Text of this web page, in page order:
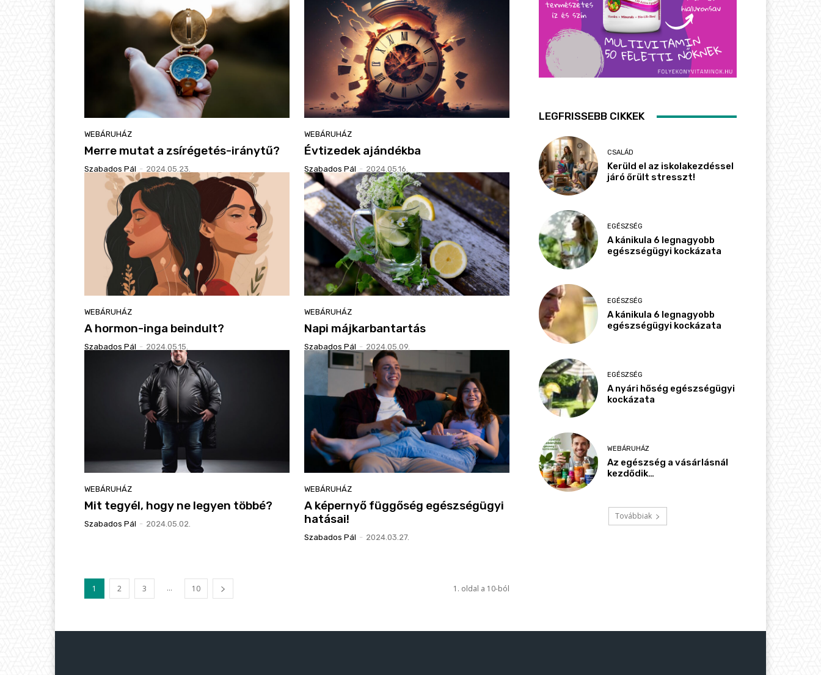
WEBÁRUHÁZ
Merre mutat a zsírégetés-iránytű?
Szabados Pál - 2024.05.23.
WEBÁRUHÁZ
Évtizedek ajándékba
Szabados Pál - 2024.05.16.
WEBÁRUHÁZ
A hormon-inga beindult?
Szabados Pál - 2024.05.15.
WEBÁRUHÁZ
Napi májkarbantartás
Szabados Pál - 2024.05.09.
WEBÁRUHÁZ
Mit tegyél, hogy ne legyen többé?
Szabados Pál - 2024.05.02.
WEBÁRUHÁZ
A képernyő függőség egészségügyi
hatásai!
Szabados Pál - 2024.03.27.
1 2 3 ... 10 1. oldal a 10-ból
LEGFRISSEBB CIKKEK
CSALÁD
Kerüld el az iskolakezdéssel
járó őrült stresszt!
EGÉSZSÉG
A kánikula 6 legnagyobb
egészségügyi kockázata
EGÉSZSÉG
A kánikula 6 legnagyobb
egészségügyi kockázata
EGÉSZSÉG
A nyári hőség egészségügyi
kockázata
WEBÁRUHÁZ
Az egészség a vásárlásnál
kezdődik…
Továbbiak